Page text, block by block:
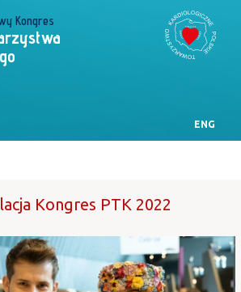
ENG
Kongres
Kongres PTK 2022